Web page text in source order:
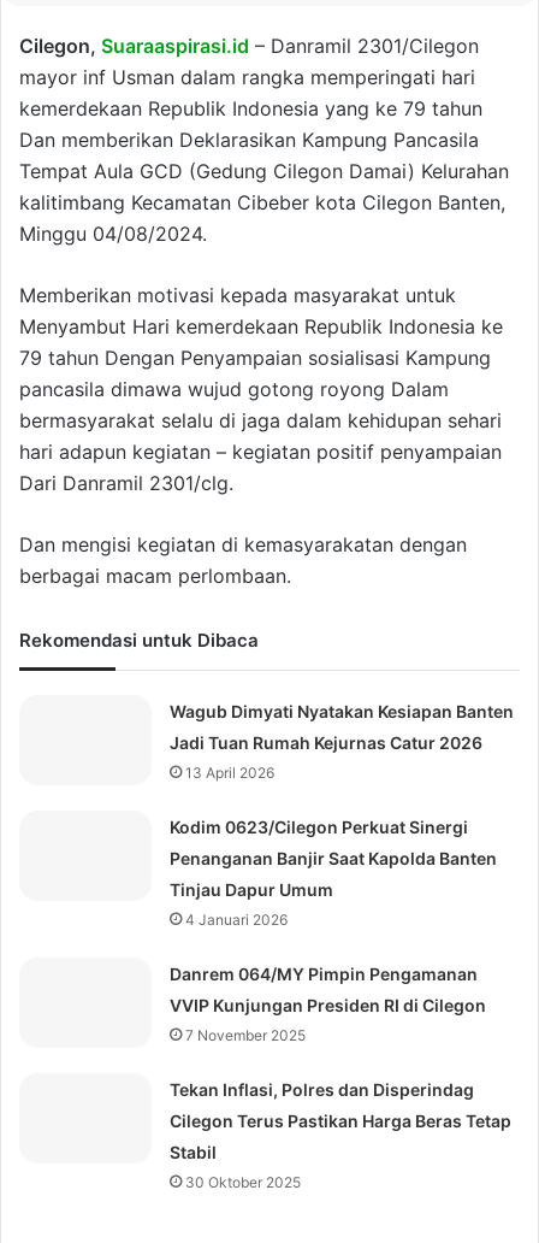
Cilegon, Suaraaspirasi.id – Danramil 2301/Cilegon
mayor inf Usman dalam rangka memperingati hari
kemerdekaan Republik Indonesia yang ke 79 tahun
Dan memberikan Deklarasikan Kampung Pancasila
Tempat Aula GCD (Gedung Cilegon Damai) Kelurahan
kalitimbang Kecamatan Cibeber kota Cilegon Banten,
Minggu 04/08/2024.
Memberikan motivasi kepada masyarakat untuk
Menyambut Hari kemerdekaan Republik Indonesia ke
79 tahun Dengan Penyampaian sosialisasi Kampung
pancasila dimawa wujud gotong royong Dalam
bermasyarakat selalu di jaga dalam kehidupan sehari
hari adapun kegiatan – kegiatan positif penyampaian
Dari Danramil 2301/clg.
Dan mengisi kegiatan di kemasyarakatan dengan
berbagai macam perlombaan.
Rekomendasi untuk Dibaca
Wagub Dimyati Nyatakan Kesiapan Banten
Jadi Tuan Rumah Kejurnas Catur 2026
13 April 2026
Kodim 0623/Cilegon Perkuat Sinergi
Penanganan Banjir Saat Kapolda Banten
Tinjau Dapur Umum
4 Januari 2026
Danrem 064/MY Pimpin Pengamanan
VVIP Kunjungan Presiden RI di Cilegon
7 November 2025
‎Tekan Inflasi, Polres dan Disperindag
Cilegon Terus Pastikan Harga Beras Tetap
Stabil
30 Oktober 2025